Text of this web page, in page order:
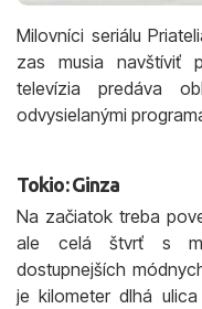
Milovníci seriálu
zas musia navštíviť
televízia predáva
odvysielanými
Tokio: Ginza
Na začiatok treba
ale celá štvrť s
dostupnejších
je kilometer dlhá